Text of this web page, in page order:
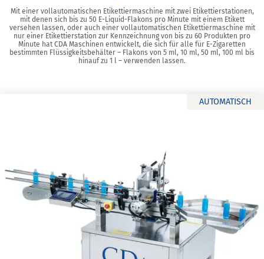
Mit einer vollautomatischen Etikettiermaschine mit zwei Etikettierstationen,
mit denen sich bis zu 50 E-Liquid-Flakons pro Minute mit einem Etikett
versehen lassen, oder auch einer vollautomatischen Etikettiermaschine mit
nur einer Etikettierstation zur Kennzeichnung von bis zu 60 Produkten pro
Minute hat CDA Maschinen entwickelt, die sich für alle für E-Zigaretten
bestimmten Flüssigkeitsbehälter – Flakons von 5 ml, 10 ml, 50 ml, 100 ml bis
hinauf zu 1 l – verwenden lassen.
AUTOMATISCH